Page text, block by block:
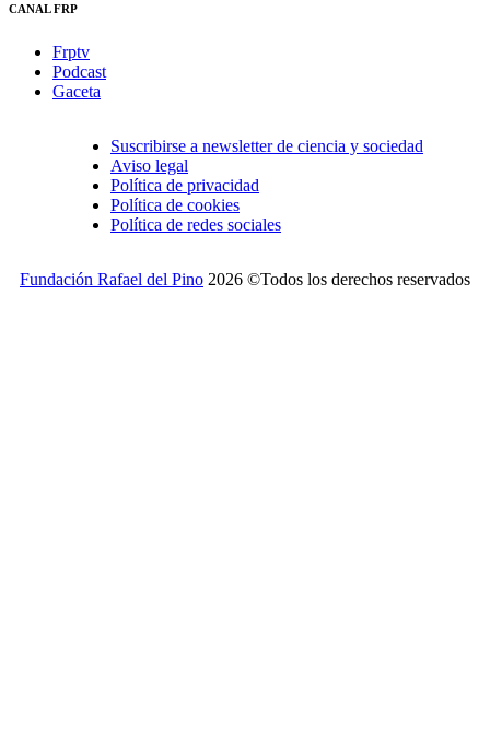
CANAL FRP
Frptv
Podcast
Gaceta
Suscribirse a newsletter de ciencia y sociedad
Aviso legal
Política de privacidad
Política de cookies
Política de redes sociales
Fundación Rafael del Pino 2026 ©Todos los derechos reservados